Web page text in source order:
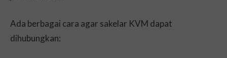
Ada berbagai cara agar sakelar KVM dapat
dihubungkan: